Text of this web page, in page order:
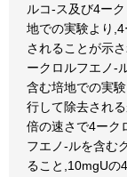
ルコ-ス及び4ー
地での実験より
されることが示
ークロルフエノ-
含む培地での実
行して除去され
倍の速さで4ーク
フエノ-ルを含む
ること,10mgUの